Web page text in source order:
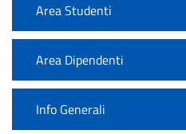
Area Studenti
Area Dipendenti
Info Generali